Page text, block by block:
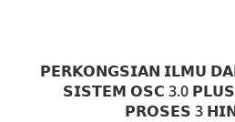
𝗣𝗘𝗥𝗞𝗢𝗡𝗚𝗦𝗜𝗔𝗡 𝗜𝗟𝗠𝗨
𝗦𝗜𝗦𝗧𝗘𝗠 𝗢𝗦𝗖 3.0
𝗣𝗥𝗢𝗦𝗘𝗦 3